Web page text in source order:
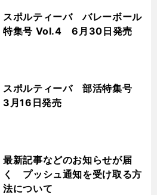
スポルティーバ バレーボール
特集号 Vol.4 6月30日発売
スポルティーバ 部活特集号
3月16日発売
最新記事などのお知らせが届
く プッシュ通知を受け取る方
法について